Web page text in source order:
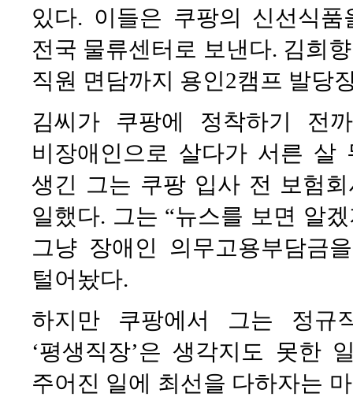
있다. 이들은 쿠팡의 신선식
전국 물류센터로 보낸다. 김희
직원 면담까지 용인2캠프 발당
김씨가 쿠팡에 정착하기 전
비장애인으로 살다가 서른 살
생긴 그는 쿠팡 입사 전 보험
일했다. 그는 “뉴스를 보면 알
그냥 장애인 의무고용부담금
털어놨다.
하지만 쿠팡에서 그는 정
‘평생직장’은 생각지도 못한
주어진 일에 최선을 다하자는